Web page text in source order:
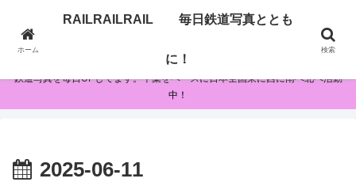
RAILRAILRAIL 毎日鉄道写真とともに！
鉄道写真を毎日UPしてます。千葉をベースに日本全国東に西に南へ北へ活動
中！
2025-06-11
ホーム
RAILRAILRAIL 毎日鉄道写真ととも
に！
検索